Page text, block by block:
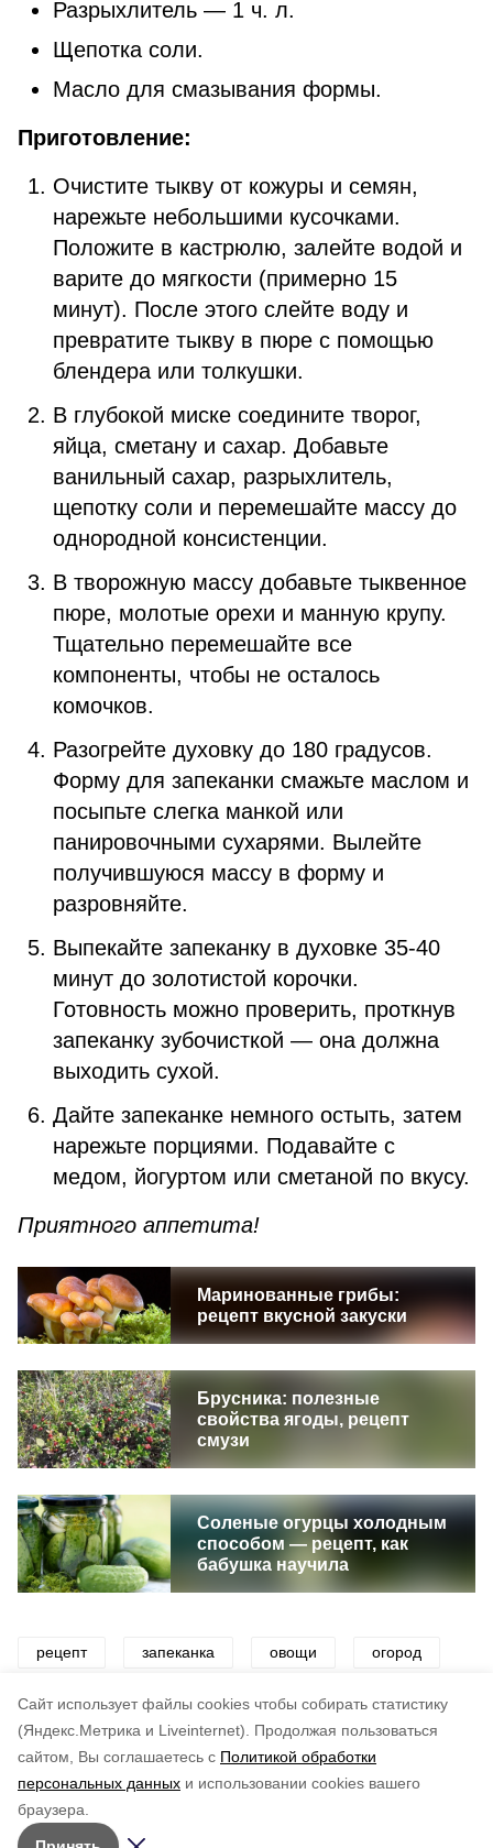
Cайт использует файлы cookies чтобы собирать статистику
(Яндекс.Метрика и Liveinternet).
Продолжая пользоваться
сайтом, Вы соглашаетесь с Политикой обработки
персональных данных и использовании cookies вашего
браузера.
Разрыхлитель — 1 ч. л.
Щепотка соли.
Масло для смазывания формы.
Приготовление:
Очистите тыкву от кожуры и семян,
нарежьте небольшими кусочками.
Положите в кастрюлю, залейте водой и
варите до мягкости (примерно 15
минут). После этого слейте воду и
превратите тыкву в пюре с помощью
блендера или толкушки.
В глубокой миске соедините творог,
яйца, сметану и сахар. Добавьте
ванильный сахар, разрыхлитель,
щепотку соли и перемешайте массу до
однородной консистенции.
В творожную массу добавьте тыквенное
пюре, молотые орехи и манную крупу.
Тщательно перемешайте все
компоненты, чтобы не осталось
комочков.
Разогрейте духовку до 180 градусов.
Форму для запеканки смажьте маслом и
посыпьте слегка манкой или
панировочными сухарями. Вылейте
получившуюся массу в форму и
разровняйте.
Выпекайте запеканку в духовке 35-40
минут до золотистой корочки.
Готовность можно проверить, проткнув
запеканку зубочисткой — она должна
выходить сухой.
Дайте запеканке немного остыть, затем
нарежьте порциями. Подавайте с
медом, йогуртом или сметаной по вкусу.
Приятного аппетита!
Маринованные грибы:
рецепт вкусной закуски
Брусника: полезные
свойства ягоды, рецепт
смузи
Соленые огурцы холодным
способом — рецепт, как
бабушка научила
рецепт запеканка овощи огород
сад еда кулинария
по оценке
5